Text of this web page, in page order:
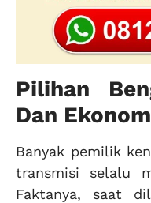
Pilihan
Dan
Banyak pemilik
transmisi selalu
Faktanya, saat